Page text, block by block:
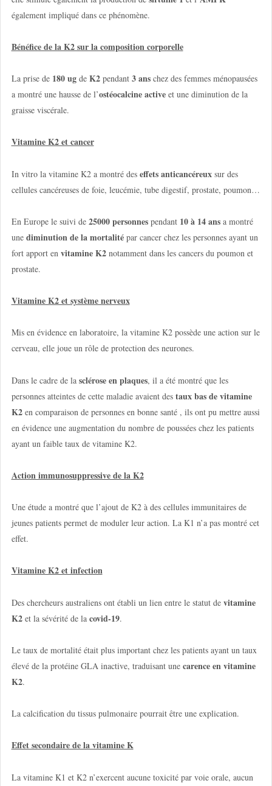
également impliqué dans ce phénomène.
Bénéfice de la K2 sur la composition corporelle
La prise de 180 ugde K2pendant 3 ans chez des femmes ménopausées
a montré une hausse de l’ostéocalcine activeet une diminution de la
graisse viscérale.
Vitamine K2 et cancer
In vitro la vitamine K2 a montré deseffets anticancéreux sur des
cellules cancéreuses de foie, leucémie, tube digestif, prostate, poumon…
En Europe le suivi de25000 personnespendant 10 à 14 ans a montré
une diminution de la mortalité par cancer chez les personnes ayant un
fort apport en vitamine K2notamment dans les cancers du poumon et
prostate.
Vitamine K2 et système nerveux
Mis en évidence en laboratoire, la vitamine K2 possède une action sur le
cerveau, elle joue un rôle de protection des neurones.
Dans le cadre de la sclérose en plaques, il a été montré que les
personnes atteintes de cette maladie avaient des taux bas de vitamine
K2en comparaison de personnes en bonne santé , ils ont pu mettre aussi
en évidence une augmentation du nombre de poussées chez les patients
ayant un faible taux de vitamine K2.
Action immunosuppressive de la K2
Une étude a montré que l’ajout de K2 à des cellules immunitaires de
jeunes patients permet de moduler leur action. La K1 n’a pas montré cet
effet.
Vitamine K2 et infection
Des chercheurs australiens ont établi un lien entre le statut de vitamine
K2et la sévérité de la covid-19.
Le taux de mortalité était plus important chez les patients ayant un taux
élevé de la protéine GLA inactive, traduisant une carence en vitamine
K2.
La calcification du tissus pulmonaire pourrait être une explication.
Effet secondaire de la vitamine K
La vitamine K1 et K2 n’exercent aucune toxicité par voie orale, aucun